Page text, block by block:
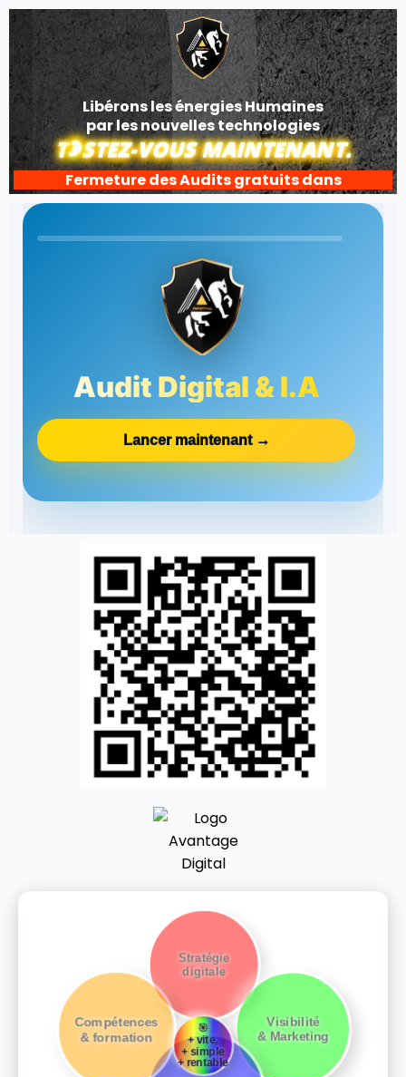
Libérons les énergies Humaines
par les nouvelles technologies
T€STEZ-VOUS MAINTENANT.
Fermeture des Audits gratuits dans
Audit Digital & I.A
Lancer maintenant →
Stratégie
digitale
Visibilité
& Marketing
Compétences
& formation
🎯
+ vite,
+ simple
+ rentable